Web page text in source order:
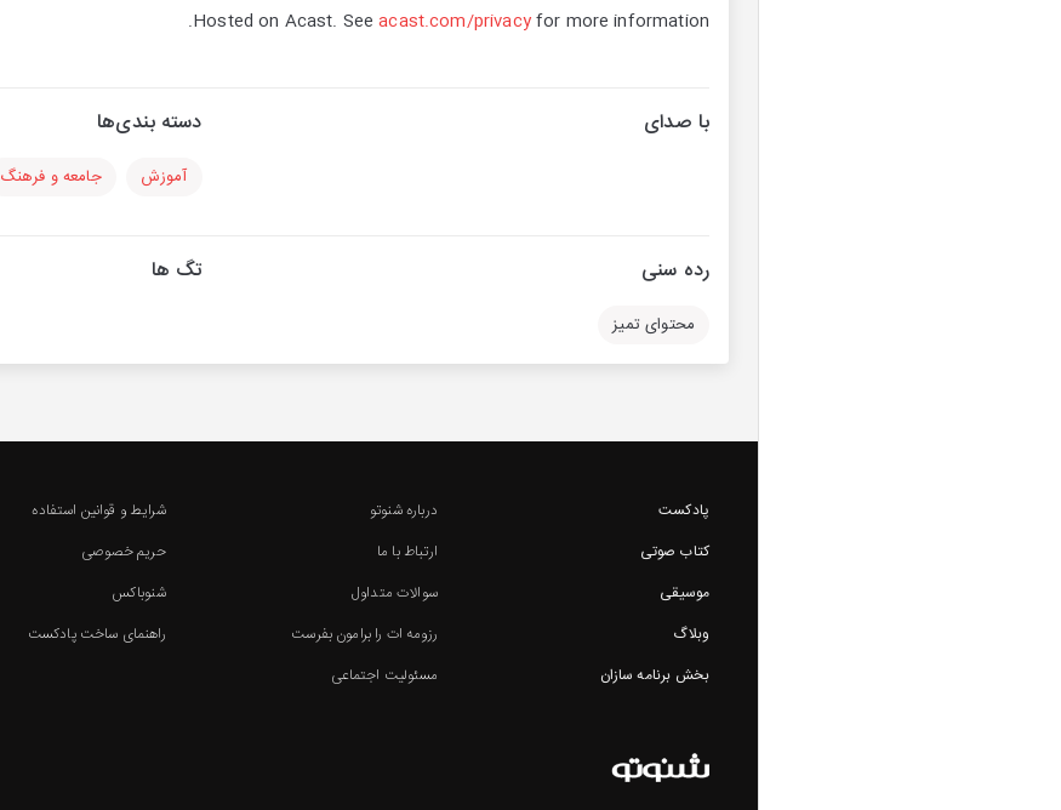
Hosted on Acast. Seeacast.com/privacyfor more information.
با صدای دسته بندی‌ها
آموزش جامعه و فرهنگ
رده سنی
محتوای تمیز
تگ ها
پادکست
کتاب صوتی
موسیقی
وبلاگ
بخش برنامه سازان
درباره شنوتو
ارتباط با ما
سوالات متداول
رزومه ات را برامون بفرست
مسئولیت اجتماعی
شرایط و قوانین استفاده
حریم خصوصی
شنوباکس
راهنمای ساخت پادکست